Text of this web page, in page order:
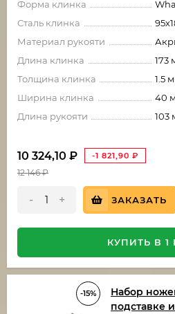
Форма клинка
Сталь клинка
Материал рукояти
Длина клинка
173
Толщина клинка
1.5
Ширина клинка
40
Длина рукояти
103
10 324,10 ₽ -1 821,90 ₽
12 146₽
- + ЗАКАЗАТЬ
КУПИТЬ В 1
-15%
Набор
подставке